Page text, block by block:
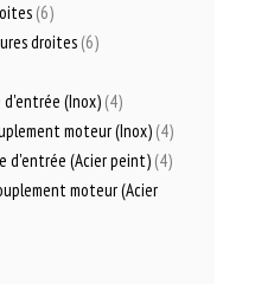
(6)
droites (6)
d'entrée (Inox) (4)
moteur (Inox) (4)
d'entrée (Acier peint) (4)
moteur (Acier